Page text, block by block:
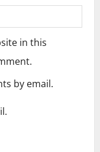
in this
by email.